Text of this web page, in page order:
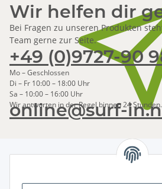
Wir helfen dir
Bei Fragen zu unseren Produkten
Team gerne zur Seite.
+49 (0)9727-90
Mo – Geschlossen
Di – Fr 10:00 – 18:00 Uhr
Sa – 10:00 – 16:00 Uhr
online@surf-
Wir antworten in der Regel binnen 24 Stunden.
Newsletter